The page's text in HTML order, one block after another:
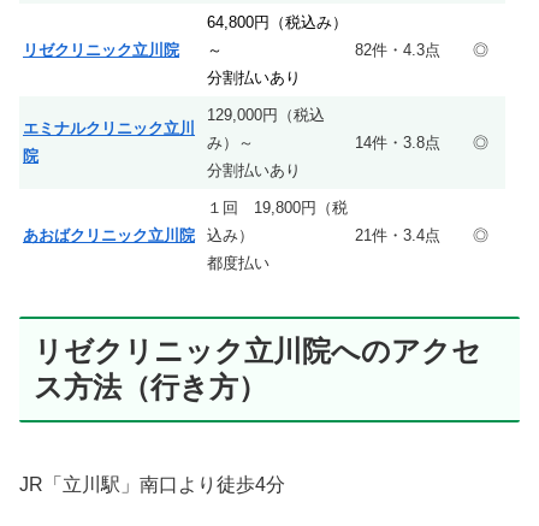
リゼクリニック立川院
64,800円（税込み）
～
分割払いあり
82件・4.3点 ◎
エミナルクリニック立川
院
129,000円（税込
み）～
分割払いあり
14件・3.8点 ◎
あおばクリニック立川院
１回 19,800円（税
込み）
都度払い
21件・3.4点 ◎
リゼクリニック立川院へのアクセ
ス方法（行き方）
JR「立川駅」南口より徒歩4分